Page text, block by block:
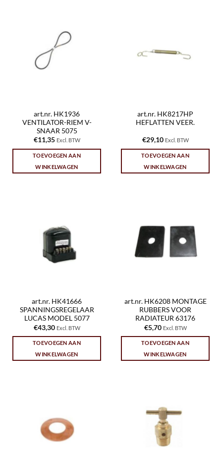
art.nr. HK1936
VENTILATOR-RIEM V-
SNAAR 5075
€11,35 Excl. BTW
TOEVOEGEN AAN
WINKELWAGEN
art.nr. HK8217HP
HEFLATTEN VEER.
€29,10 Excl. BTW
TOEVOEGEN AAN
WINKELWAGEN
art.nr. HK41666
SPANNINGSREGELAAR
LUCAS MODEL 5077
€43,30 Excl. BTW
TOEVOEGEN AAN
WINKELWAGEN
art.nr. HK6208 MONTAGE
RUBBERS VOOR
RADIATEUR 63176
€5,70 Excl. BTW
TOEVOEGEN AAN
WINKELWAGEN